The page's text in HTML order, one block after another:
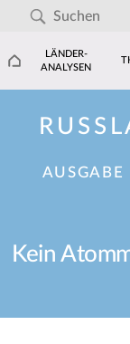
LÄNDER-
ANALYSEN
Kein